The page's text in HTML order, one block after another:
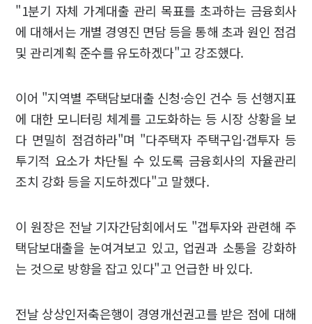
"1분기 자체 가계대출 관리 목표를 초과하는 금융회사
에 대해서는 개별 경영진 면담 등을 통해 초과 원인 점검
및 관리계획 준수를 유도하겠다"고 강조했다.
이어 "지역별 주택담보대출 신청·승인 건수 등 선행지표
에 대한 모니터링 체계를 고도화하는 등 시장 상황을 보
다 면밀히 점검하라"며 "다주택자 주택구입·갭투자 등
투기적 요소가 차단될 수 있도록 금융회사의 자율관리
조치 강화 등을 지도하겠다"고 말했다.
이 원장은 전날 기자간담회에서도 "갭투자와 관련해 주
택담보대출을 눈여겨보고 있고, 업권과 소통을 강화하
는 것으로 방향을 잡고 있다"고 언급한 바 있다.
전날 상상인저축은행이 경영개선권고를 받은 점에 대해